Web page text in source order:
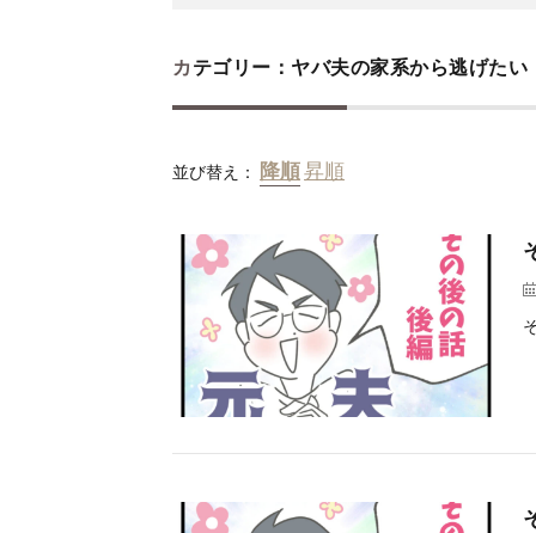
カテゴリー：ヤバ夫の家系から逃げたい
並び替え：